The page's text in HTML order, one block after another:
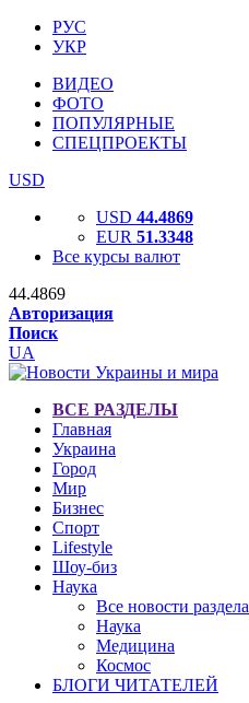
РУС
УКР
ВИДЕО
ФОТО
ПОПУЛЯРНЫЕ
СПЕЦПРОЕКТЫ
USD
USD 44.4869
EUR 51.3348
Все курсы валют
44.4869
Авторизация
Поиск
UA
ВСЕ РАЗДЕЛЫ
Главная
Украина
Город
Мир
Бизнес
Спорт
Lifestyle
Шоу-биз
Наука
Все новости раздела
Наука
Медицина
Космос
БЛОГИ ЧИТАТЕЛЕЙ